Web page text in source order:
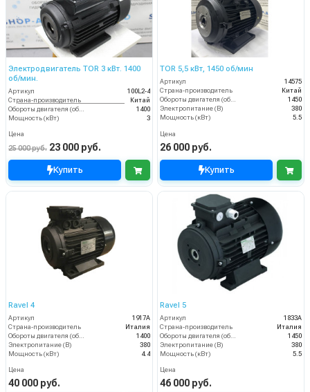
Электродвигатель TOR 3 кВт. 1400
об/мин.
Артикул
100L2-4
Страна-производитель
Китай
Обороты двигателя (об/мин)
1400
Мощность (кВт)
3
Цена
25 000 руб. 23 000 руб.
Купить
TOR 5,5 кВт, 1450 об/мин
Артикул
14575
Страна-производитель
Китай
Обороты двигателя (об/мин)
1450
Электропитание (В)
380
Мощность (кВт)
5.5
Цена
26 000 руб.
Купить
Ravel 4
Артикул
1917А
Страна-производитель
Италия
Обороты двигателя (об/мин)
1400
Электропитание (В)
380
Мощность (кВт)
4.4
Цена
40 000 руб.
Ravel 5
Артикул
1833А
Страна-производитель
Италия
Обороты двигателя (об/мин)
1450
Электропитание (В)
380
Мощность (кВт)
5.5
Цена
46 000 руб.